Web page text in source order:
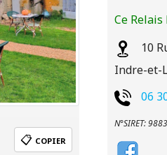
📋 COPIER
Ce
10
Indre-et-
06
N°SIRET: